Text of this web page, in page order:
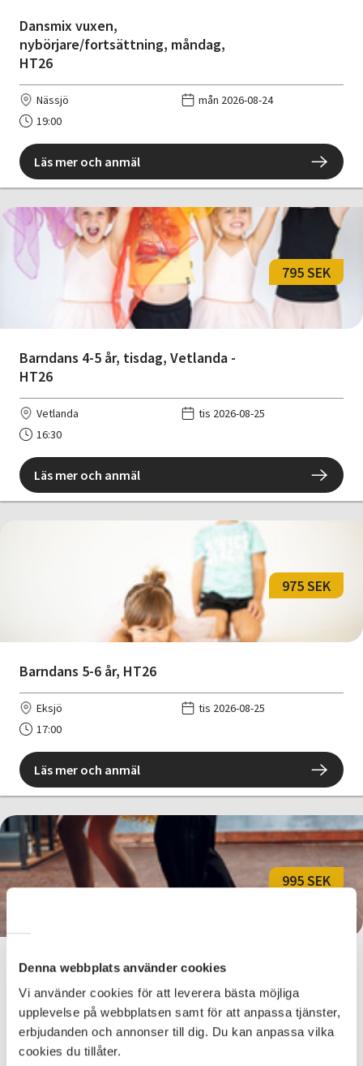
Denna webbplats använder cookies
Vi använder cookies för att leverera bästa möjliga
upplevelse på webbplatsen samt för att anpassa tjänster,
erbjudanden och annonser till dig. Du kan anpassa vilka
cookies du tillåter.
Dansmix vuxen,
nybörjare/fortsättning, måndag,
HT26
Nässjö
mån 2026-08-24
19:00
Läs mer och anmäl
Barndans 4-5 år, tisdag, Vetlanda -
HT26
795 SEK
Vetlanda
tis 2026-08-25
16:30
Läs mer och anmäl
Barndans 5-6 år, HT26
975 SEK
Eksjö
tis 2026-08-25
17:00
Läs mer och anmäl
Kubansk Salsa, nybörjare, HT26
995 SEK
Nässjö
tis 2026-08-25
17:00